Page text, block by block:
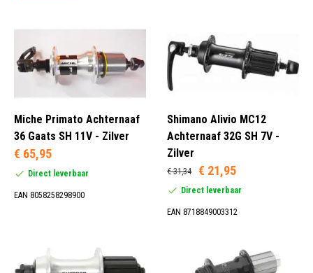
Shimano (22)
Hollandbikeshop (17)
36 Spaken (32)
32 Spaken (33)
Miche Primato Achternaaf
36 Gaats SH 11V - Zilver
€ 65,95
Direct leverbaar
EAN 8058258298900
Shimano Alivio MC12
Achternaaf 32G SH 7V -
Zilver
€ 31,34 € 21,95
Direct leverbaar
EAN 8718849003312